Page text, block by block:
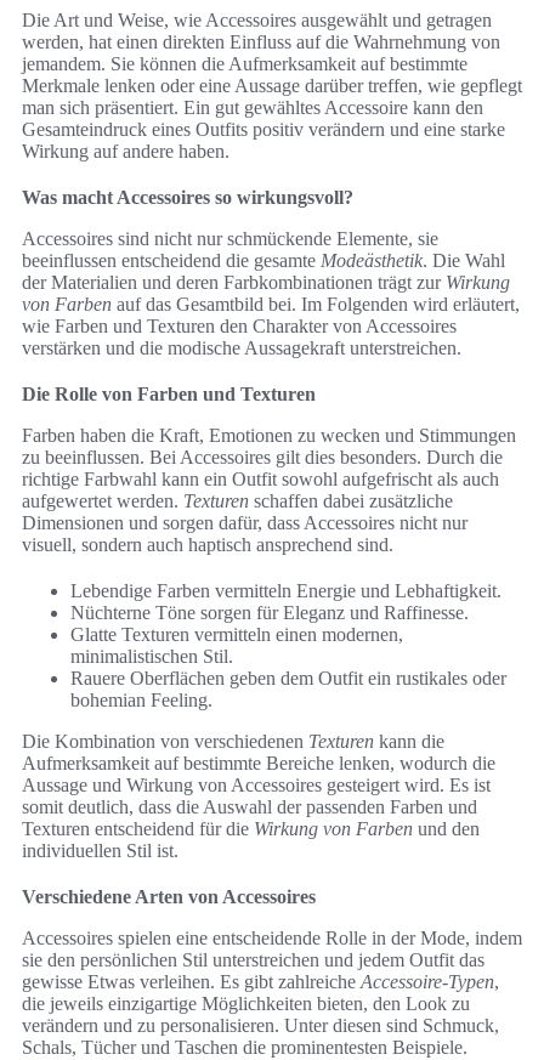
Die Art und Weise, wie Accessoires ausgewählt und getragen
werden, hat einen direkten Einfluss auf die Wahrnehmung von
jemandem. Sie können die Aufmerksamkeit auf bestimmte
Merkmale lenken oder eine Aussage darüber treffen, wie gepflegt
man sich präsentiert. Ein gut gewähltes Accessoire kann den
Gesamteindruck eines Outfits positiv verändern und eine starke
Wirkung auf andere haben.
Was macht Accessoires so wirkungsvoll?
Accessoires sind nicht nur schmückende Elemente, sie
beeinflussen entscheidend die gesamte Modeästhetik. Die Wahl
der Materialien und deren Farbkombinationen trägt zur Wirkung
von Farben auf das Gesamtbild bei. Im Folgenden wird erläutert,
wie Farben und Texturen den Charakter von Accessoires
verstärken und die modische Aussagekraft unterstreichen.
Die Rolle von Farben und Texturen
Farben haben die Kraft, Emotionen zu wecken und Stimmungen
zu beeinflussen. Bei Accessoires gilt dies besonders. Durch die
richtige Farbwahl kann ein Outfit sowohl aufgefrischt als auch
aufgewertet werden. Texturen schaffen dabei zusätzliche
Dimensionen und sorgen dafür, dass Accessoires nicht nur
visuell, sondern auch haptisch ansprechend sind.
Lebendige Farben vermitteln Energie und Lebhaftigkeit.
Nüchterne Töne sorgen für Eleganz und Raffinesse.
Glatte Texturen vermitteln einen modernen,
minimalistischen Stil.
Rauere Oberflächen geben dem Outfit ein rustikales oder
bohemian Feeling.
Die Kombination von verschiedenen Texturen kann die
Aufmerksamkeit auf bestimmte Bereiche lenken, wodurch die
Aussage und Wirkung von Accessoires gesteigert wird. Es ist
somit deutlich, dass die Auswahl der passenden Farben und
Texturen entscheidend für die Wirkung von Farben und den
individuellen Stil ist.
Verschiedene Arten von Accessoires
Accessoires spielen eine entscheidende Rolle in der Mode, indem
sie den persönlichen Stil unterstreichen und jedem Outfit das
gewisse Etwas verleihen. Es gibt zahlreiche Accessoire-Typen,
die jeweils einzigartige Möglichkeiten bieten, den Look zu
verändern und zu personalisieren. Unter diesen sind Schmuck,
Schals, Tücher und Taschen die prominentesten Beispiele.